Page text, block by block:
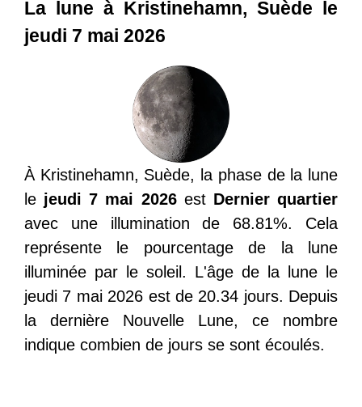
La lune à Kristinehamn, Suède le
jeudi 7 mai 2026
À Kristinehamn, Suède, la phase de la lune
le jeudi 7 mai 2026est Dernier quartier
avec une illumination de 68.81%. Cela
représente le pourcentage de la lune
illuminée par le soleil. L'âge de la lune le
jeudi 7 mai 2026 est de 20.34 jours. Depuis
la dernière Nouvelle Lune, ce nombre
indique combien de jours se sont écoulés.